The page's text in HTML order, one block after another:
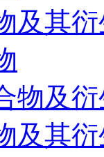
及其
物及
及其